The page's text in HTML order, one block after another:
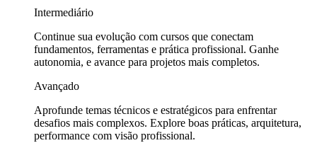
Intermediário
Continue sua evolução com cursos que conectam
fundamentos, ferramentas e prática profissional. Ganhe
autonomia, e avance para projetos mais completos.
Avançado
Aprofunde temas técnicos e estratégicos para enfrentar
desafios mais complexos. Explore boas práticas, arquitetura,
performance com visão profissional.